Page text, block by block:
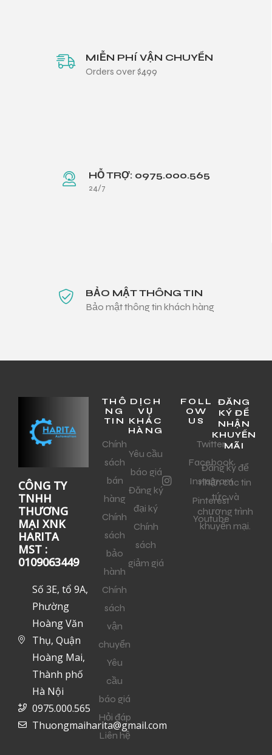
MIỄN PHÍ VẬN CHUYỂN
Orders over $499
HỖ TRỢ: 0975.000.565
24/7
BẢO MẬT THÔNG TIN
Bảo mật thông tin khách hàng
CÔNG TY
TNHH
THƯƠNG
MẠI XNK
HARITA
MST :
0109063449
Số 3E, tổ 9A,
Phường
Hoàng Văn
Thụ, Quận
Hoàng Mai,
Thành phố
Hà Nội
0975.000.565
Thuongmaiharita@gmail.com
THÔ
NG
TIN
Chính
sách
bán
hàng
Chính
sách
bảo
hành
Chính
sách
vận
chuyển
Yêu
cầu
báo giá
Hỏi đáp
Liên hệ
DỊCH
VỤ
KHÁC
HÀNG
Yêu cầu
báo giá
Đăng ký
đại ký
Chính
sách
giảm giá
FOLL
OW
US
Twitter
Facebook
Instagram
Pinterest
Youtube
ĐĂNG
KÝ ĐỂ
NHẬN
KHUYẾN
MÃI
Đăng ký để
nhận các tin
tức và
chương trình
khuyến mại.